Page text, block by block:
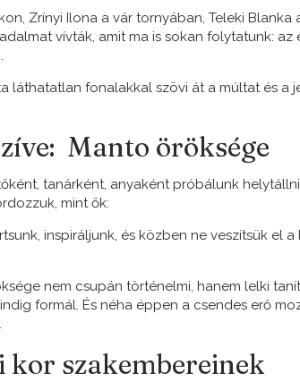
Zrínyi Ilona a vár tornyában, Teleki Blanka
vívták, amit ma is sokan folytatunk: az
láthatatlan fonalakkal szövi át a múltat és a
Manto öröksége
tanárként, anyaként próbálunk
mint ők:
inspiráljunk, és közben ne veszítsük el
nem csupán történelmi, hanem lelki
formál. És néha éppen a csendes erő
kor szakembereinek